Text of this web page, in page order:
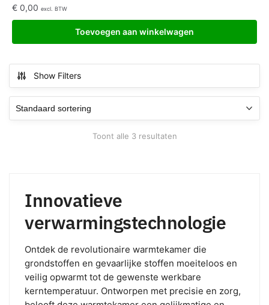
€ 0,00 excl. BTW
Toevoegen aan winkelwagen
Show Filters
Toont alle 3 resultaten
Innovatieve
verwarmingstechnologie
Ontdek de revolutionaire warmtekamer die
grondstoffen en gevaarlijke stoffen moeiteloos en
veilig opwarmt tot de gewenste werkbare
kerntemperatuur. Ontworpen met precisie en zorg,